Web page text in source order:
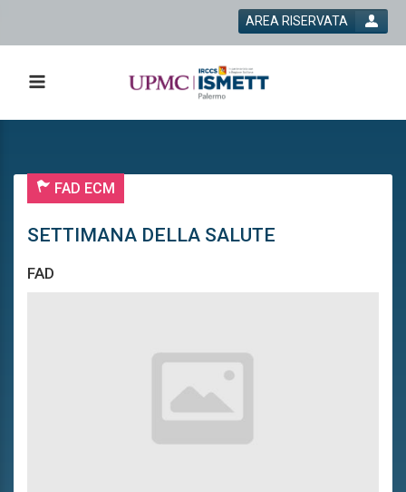
AREA RISERVATA
FAD ECM
SETTIMANA DELLA SALUTE
FAD